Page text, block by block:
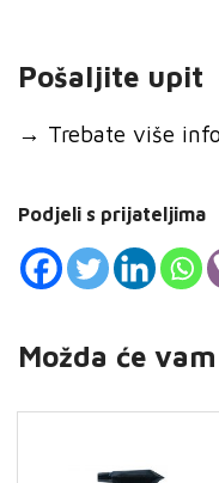
Pošaljite upit
→ Trebate više
Podjeli s prijateljima
Možda će